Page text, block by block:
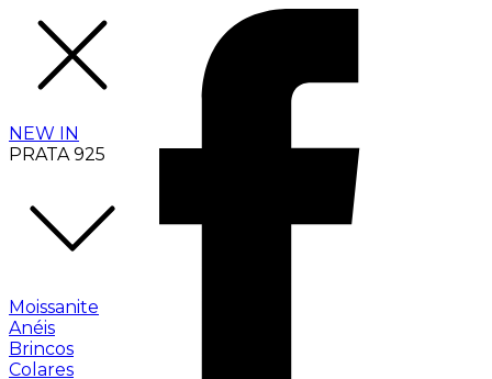
NEW IN
PRATA 925
Moissanite
Anéis
Brincos
Colares